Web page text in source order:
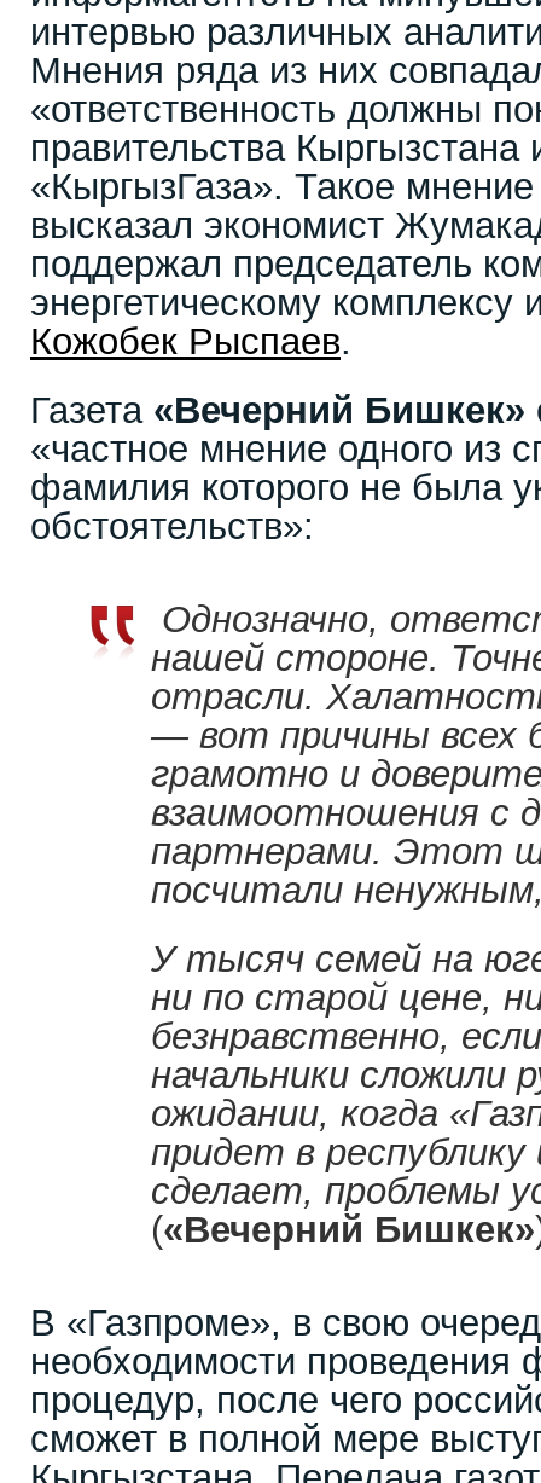
интервью различных
Мнения ряда из них
«ответственность должны
правительства Кыргызстана
«КыргызГаза». Такое
высказал экономист
поддержал председатель
энергетическому комплексу
Кожобек Рыспаев.
Газета «Вечерний Бишкек»
«частное мнение одного из
фамилия которого не была
обстоятельств»:
Однозначно,
нашей стороне.
отрасли.
— вот причины всех
грамотно и
взаимоотношения с
партнерами. Этот
посчитали
У тысяч семей на
ни по старой цене,
безнравственно,
начальники сложили
ожидании, когда
придет в республику
сделает, проблемы
(«Вечерний Бишкек»
В «Газпроме», в свою
необходимости проведения
процедур, после чего
сможет в полной мере